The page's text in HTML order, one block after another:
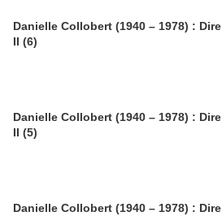
Danielle Collobert (1940 – 1978) : Dire
II (6)
Danielle Collobert (1940 – 1978) : Dire
II (5)
Danielle Collobert (1940 – 1978) : Dire